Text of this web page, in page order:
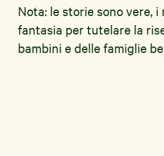
Nota: le storie sono vere, i
fantasia per tutelare la
bambini e delle famiglie